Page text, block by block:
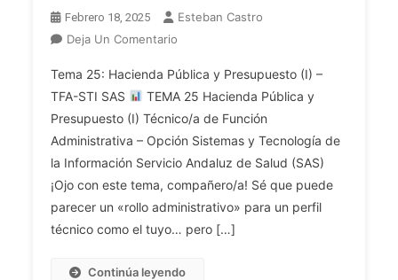
Y
La
Junta
De
Andalucía.
El
Control
De
La
Financiera:
Febrero 18, 2025
Esteban Castro
Deja Un Comentario
2025
TFA
INF.
Tema
25.
Hacienda
Pública
Presupuesto
Tema 25: Hacienda Pública y Presupuesto (I) –
TFA-STI SAS
TEMA 25 Hacienda Pública y
Presupuesto (I) Técnico/a de Función
Administrativa – Opción Sistemas y Tecnología de
la Información Servicio Andaluz de Salud (SAS)
¡Ojo con este tema, compañero/a! Sé que puede
parecer un «rollo administrativo» para un perfil
técnico como el tuyo… pero […]
Continúa leyendo